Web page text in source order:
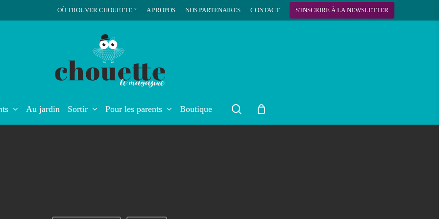
OÙ TROUVER CHOUETTE ? A PROPOS NOS PARTENAIRES CONTACT S‘INSCRIRE À LA NEWSLETTER
Au jardin Sortir Pour les parents Boutique search